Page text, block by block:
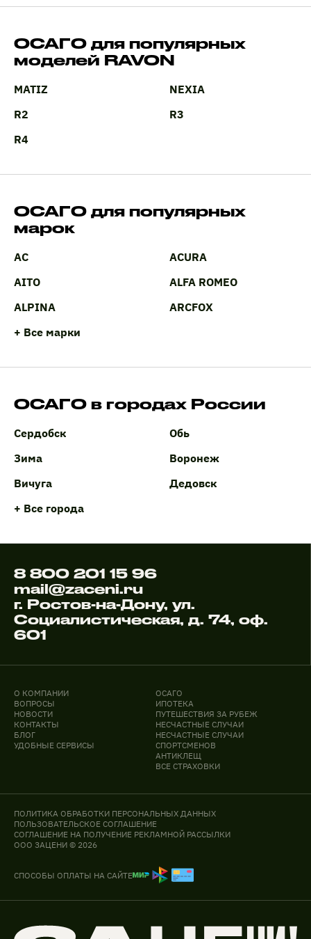
ОСАГО для популярных
моделей RAVON
MATIZ
NEXIA
R2
R3
R4
ОСАГО для популярных
марок
AC
ACURA
AITO
ALFA ROMEO
ALPINA
ARCFOX
+ Все марки
ОСАГО в городах России
Сердобск
Обь
Зима
Воронеж
Вичуга
Дедовск
+ Все города
8 800 201 15 96
mail@zaceni.ru
г. Ростов-на-Дону, ул.
Социалистическая, д. 74, оф.
601
О КОМПАНИИ
ВОПРОСЫ
НОВОСТИ
КОНТАКТЫ
БЛОГ
УДОБНЫЕ СЕРВИСЫ
ОСАГО
ИПОТЕКА
ПУТЕШЕСТВИЯ ЗА РУБЕЖ
НЕСЧАСТНЫЕ СЛУЧАИ
НЕСЧАСТНЫЕ СЛУЧАИ
СПОРТСМЕНОВ
АНТИКЛЕЩ
ВСЕ СТРАХОВКИ
ПОЛИТИКА ОБРАБОТКИ ПЕРСОНАЛЬНЫХ ДАННЫХ
ПОЛЬЗОВАТЕЛЬСКОЕ СОГЛАШЕНИЕ
СОГЛАШЕНИЕ НА ПОЛУЧЕНИЕ РЕКЛАМНОЙ РАССЫЛКИ
ООО ЗАЦЕНИ © 2026
СПОСОБЫ ОПЛАТЫ НА САЙТЕ